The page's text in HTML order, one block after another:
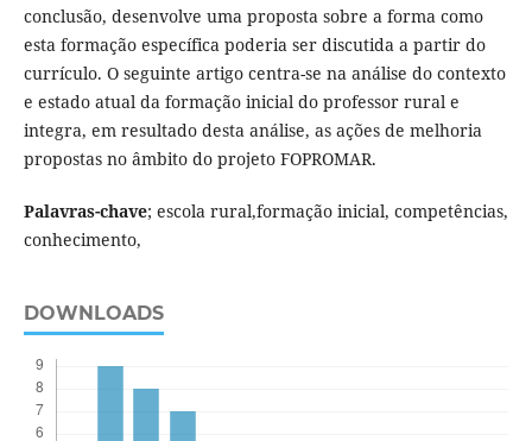
conclusão, desenvolve uma proposta sobre a forma como
esta formação específica poderia ser discutida a partir do
currículo. O seguinte artigo centra-se na análise do contexto
e estado atual da formação inicial do professor rural e
integra, em resultado desta análise, as ações de melhoria
propostas no âmbito do projeto FOPROMAR.
Palavras-chave; escola rural,formação inicial, competências,
conhecimento,
DOWNLOADS